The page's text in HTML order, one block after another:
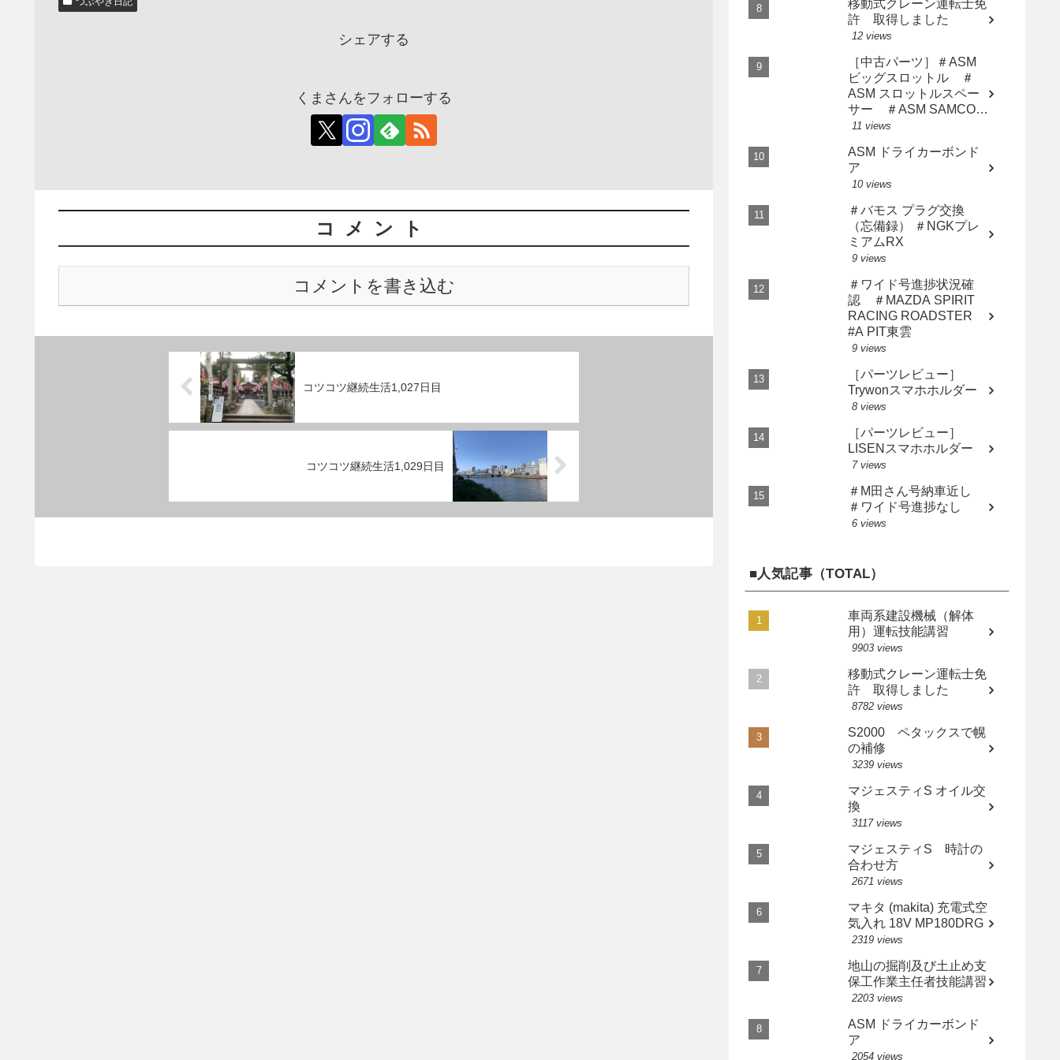
シェアする
くまさんをフォローする
コメント
コメントを書き込む
コツコツ継続生活1,027日目
コツコツ継続生活1,029日目
移動式クレーン運転士免
許 取得しました
12 views
［中古パーツ］＃ASM
ビッグスロットル ＃
ASM スロットルスペー
サー ＃ASM SAMCO
インテークホース AP2
11 views
ASM ドライカーボンド
ア
10 views
＃バモス プラグ交換
（忘備録） ＃NGKプレ
ミアムRX
9 views
＃ワイド号進捗状況確
認 ＃MAZDA SPIRIT
RACING ROADSTER
#A PIT東雲
9 views
［パーツレビュー］
Trywonスマホホルダー
8 views
［パーツレビュー］
LISENスマホホルダー
7 views
＃M田さん号納車近し
＃ワイド号進捗なし
6 views
■人気記事（TOTAL）
車両系建設機械（解体
用）運転技能講習
9903 views
移動式クレーン運転士免
許 取得しました
8782 views
S2000 ペタックスで幌
の補修
3239 views
マジェスティS オイル交
換
3117 views
マジェスティS 時計の
合わせ方
2671 views
マキタ (makita) 充電式空
気入れ 18V MP180DRG
2319 views
地山の掘削及び土止め支
保工作業主任者技能講習
2203 views
ASM ドライカーボンド
ア
2054 views